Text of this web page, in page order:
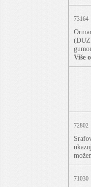
73164
Više
72802
71030